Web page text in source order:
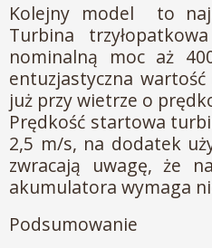
Kolejny model to
Turbina
nominalną moc aż
entuzjastyczna
już przy wietrze o
Prędkość startowa
2,5 m/s, na dodatek
zwracają uwagę, że
akumulatora wymaga
Podsumowanie